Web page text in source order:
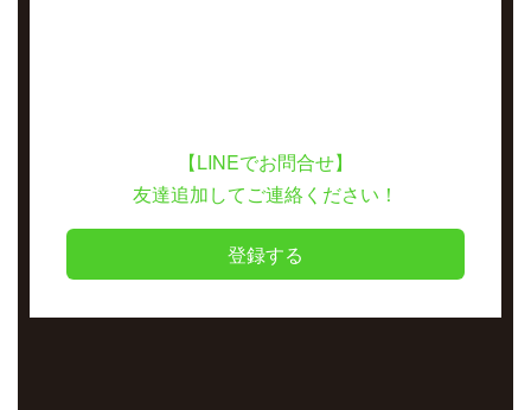
【LINEでお問合せ】
友達追加してご連絡ください！
登録する